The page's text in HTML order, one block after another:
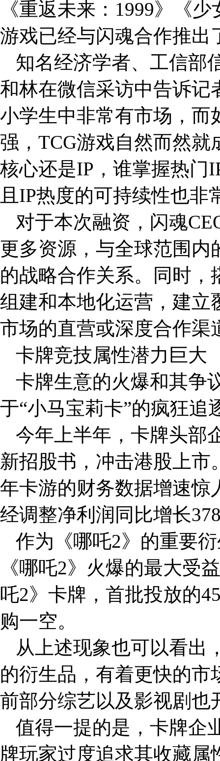
《重返未来：1999》《
游戏已经与闪魂合作推出
知名经济学者、工信部
和林在微信采访中告诉记
小学生中非常有市场，而
强，TCG游戏自然而然
核心还是IP，谁掌握热门
且IP热度的可持续性也非
对于本次融资，闪魂
更多资源，与全球范围内
的战略合作关系。同时
组建和本地化运营，建立
市场的直营或深度合作渠
卡牌竞技属性潜力巨大
卡牌生意的火爆和其争
于“小马宝莉卡”的疯狂追
今年上半年，卡牌头
新招股书，冲击港股上市
年卡游的财务数据增速惊
经调整净利润同比增长
作为《哪吒2》的重要
《哪吒2》火爆的最大受
吒2》卡牌，首批投放的
购一空。
从上述现象也可以看出
的衍生品，有着更快的
前部分综艺以及影视剧也
值得一提的是，卡牌企
牌玩家过度追求其收藏